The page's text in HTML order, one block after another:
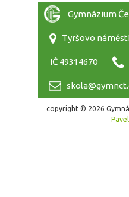
Gymnázium
Tyršovo
IČ 49314670
copyright © 2026